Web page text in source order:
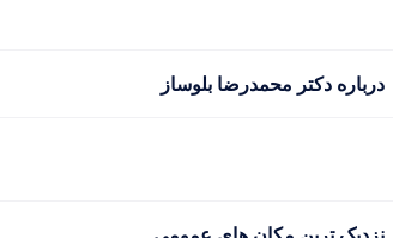
درباره دکتر محمدرضا بلوساز